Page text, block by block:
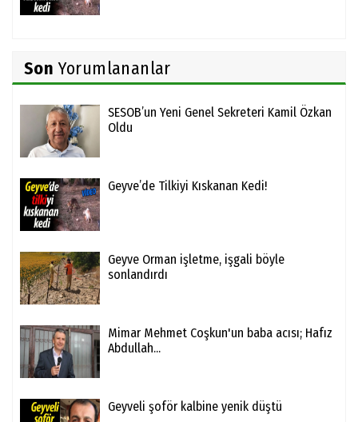
Son Yorumlananlar
SESOB’un Yeni Genel Sekreteri Kamil Özkan
Oldu
Geyve’de Tilkiyi Kıskanan Kedi!
Geyve Orman işletme, işgali böyle
sonlandırdı
Mimar Mehmet Coşkun'un baba acısı; Hafız
Abdullah...
Geyveli şoför kalbine yenik düştü